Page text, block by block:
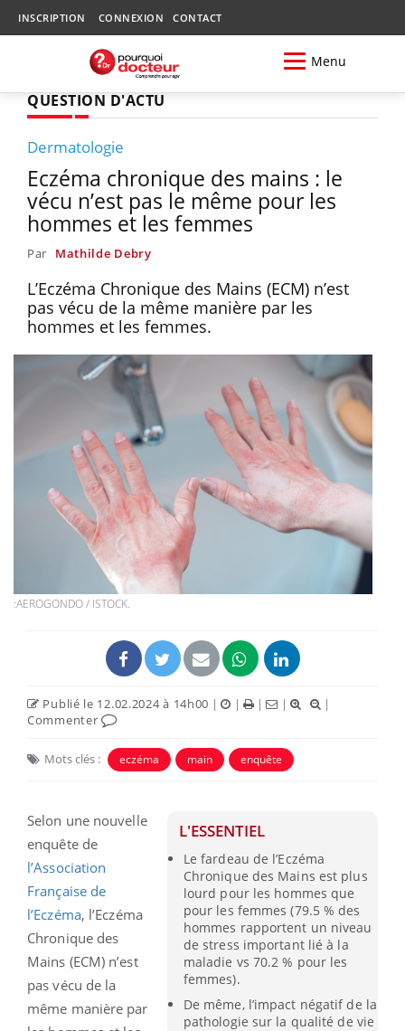
INSCRIPTION CONNEXION CONTACT
Menu
QUESTION D'ACTU
Dermatologie
Eczéma chronique des mains : le
vécu n’est pas le même pour les
hommes et les femmes
Par Mathilde Debry
L’Eczéma Chronique des Mains (ECM) n’est
pas vécu de la même manière par les
hommes et les femmes.
:AEROGONDO / ISTOCK.
Publié le 12.02.2024 à 14h00 | | | |
|
Commenter
Mots clés : eczéma main enquête
L'ESSENTIEL
Le fardeau de l’Eczéma
Chronique des Mains est plus
lourd pour les hommes que
pour les femmes (79.5 % des
hommes rapportent un niveau
de stress important lié à la
maladie vs 70.2 % pour les
femmes).
De même, l’impact négatif de la
pathologie sur la qualité de vie
Selon une nouvelle
enquête de
l’Association
Française de
l’Eczéma, l’Eczéma
Chronique des
Mains (ECM) n’est
pas vécu de la
même manière par